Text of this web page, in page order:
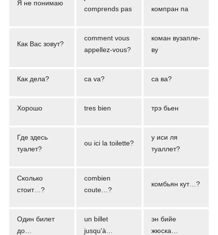
Я не понимаю
comprends pas
компран па
Как Вас зовут?
comment vous
appellez-vous?
коман вузапле-
ву
Как дела? ca va? са ва?
Хорошо tres bien трэ бьен
Где здесь
туалет?
ou ici la toilette?
у иси ля
туаллет?
Сколько
стоит…?
combien
coute…?
комбьян кут…?
Один билет
до…
un billet
jusqu'à…
эн бийе
жюска…